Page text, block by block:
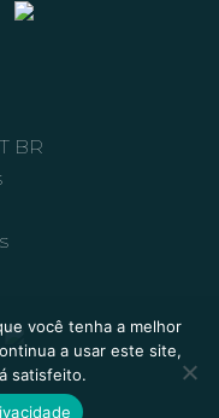
BR
você tenha a melhor
a usar este site,
satisfeito.